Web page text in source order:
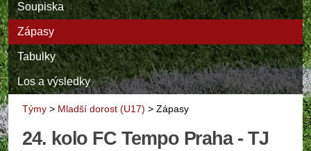
Soupiska
Zápasy
Tabulky
Los a výsledky
Týmy > Mladší dorost (U17) > Zápasy
24. kolo FC Tempo Praha - TJ